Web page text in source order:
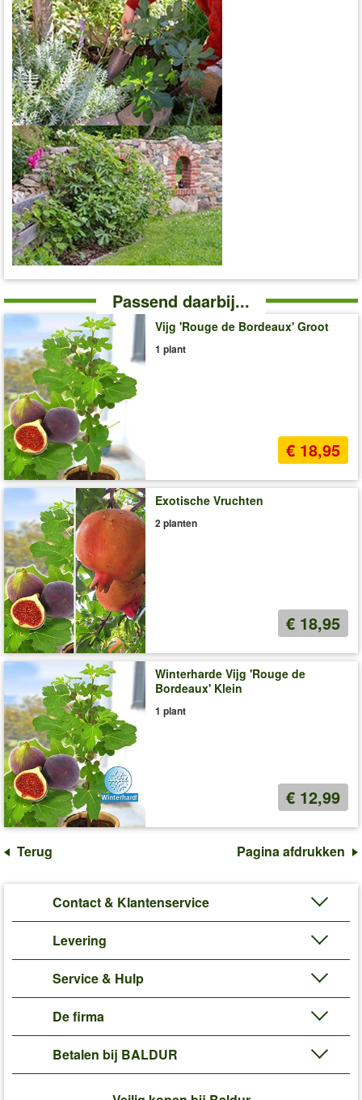
Passend daarbij...
Vijg 'Rouge de Bordeaux' Groot
1 plant
€ 18,95
Exotische Vruchten
2 planten
€ 18,95
Winterharde Vijg 'Rouge de
Bordeaux' Klein
1 plant
€ 12,99
Terug Pagina afdrukken
Contact & Klantenservice
Levering
Service & Hulp
De firma
Betalen bij BALDUR